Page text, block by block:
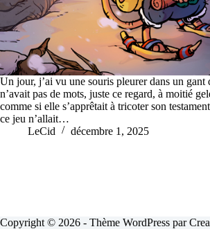
Un jour, j’ai vu une souris pleurer dans un gant
n’avait pas de mots, juste ce regard, à moitié
comme si elle s’apprêtait à tricoter son
ce jeu n’allait…
LeCid
décembre 1, 2025
Copyright © 2026 - Thème WordPress par